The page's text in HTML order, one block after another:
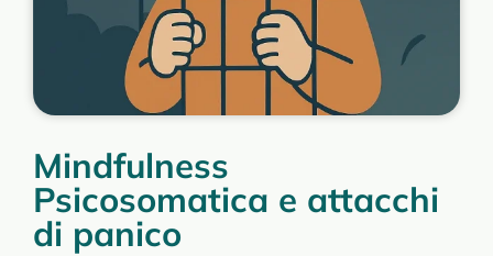
Mindfulness
Psicosomatica e attacchi
di panico